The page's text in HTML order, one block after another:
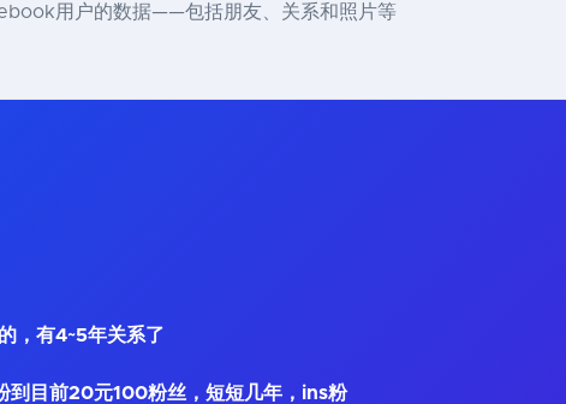
用户的数据——包括朋友、关系和照片等
，有4~5年关系了
到目前20元100粉丝，短短几年，ins粉